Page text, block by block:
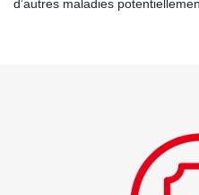
d’autres maladies